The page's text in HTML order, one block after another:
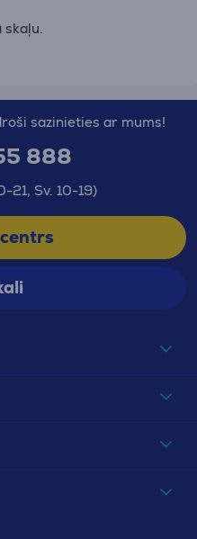
skaļu.
sazinieties ar mums!
888
21, Sv. 10-19)